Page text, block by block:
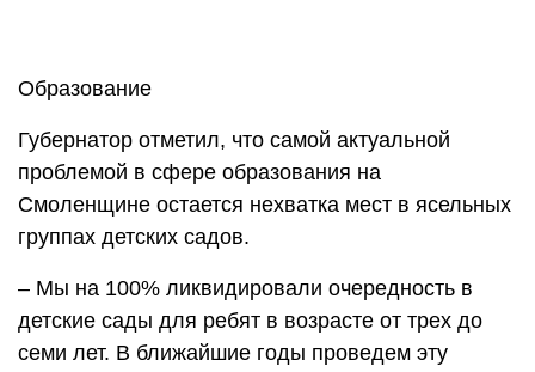
Образование
Губернатор отметил, что самой актуальной
проблемой в сфере образования на
Смоленщине остается нехватка мест в ясельных
группах детских садов.
– Мы на 100% ликвидировали очередность в
детские сады для ребят в возрасте от трех до
семи лет. В ближайшие годы проведем эту